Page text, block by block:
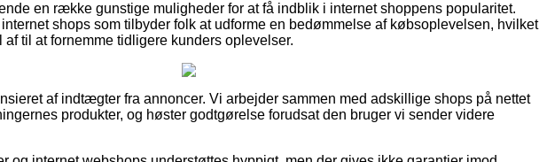
en række gunstige muligheder for at få indblik i internet shoppens popularitet.
shops som tilbyder folk at udforme en bedømmelse af købsoplevelsen, hvilket
til at fornemme tidligere kunders oplevelser.
af indtægter fra annoncer. Vi arbejder sammen med adskillige shops på nettet
produkter, og høster godtgørelse forudsat den bruger vi sender videre